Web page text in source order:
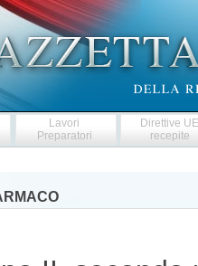
Lavori
Preparatori
Direttive
recepite